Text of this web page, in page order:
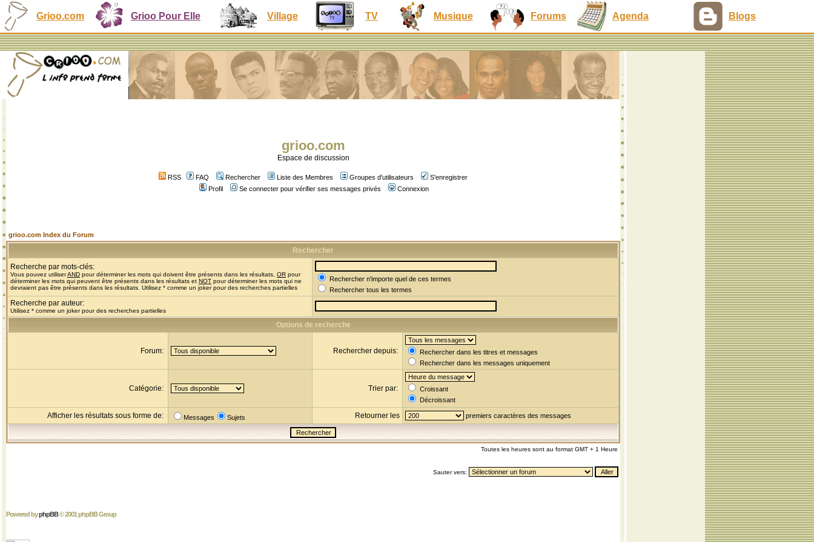
Grioo.com Grioo Pour Elle Village TV Musique Forums Agenda Blogs
grioo.com
Espace de discussion
RSS FAQ Rechercher Liste des Membres Groupes d'utilisateurs
S'enregistrer
Profil
Se connecter pour vérifier ses messages privés Connexion
grioo.com Index du Forum
Rechercher
Recherche par mots-clés:
Vous pouvez utiliserAND pour déterminer les mots qui doivent être présents dans les résultats, OR pour
déterminer les mots qui peuvent être présents dans les résultats et NOT pour déterminer les mots qui ne
devraient pas être présents dans les résultats. Utilisez * comme un joker pour des recherches partielles
Rechercher n'importe quel de ces termes
Rechercher tous les termes
Recherche par auteur:
Utilisez * comme un joker pour des recherches partielles
Options de recherche
Forum: Rechercher depuis:
Rechercher dans les titres et messages
Rechercher dans les messages uniquement
Catégorie: Trier par:
Croissant
Décroissant
Afficher les résultats sous forme de: Messages Sujets Retourner les premiers caractères des messages
Toutes les heures sont au format GMT + 1 Heure
Sauter vers:
Powered byphpBB© 2001 phpBB Group